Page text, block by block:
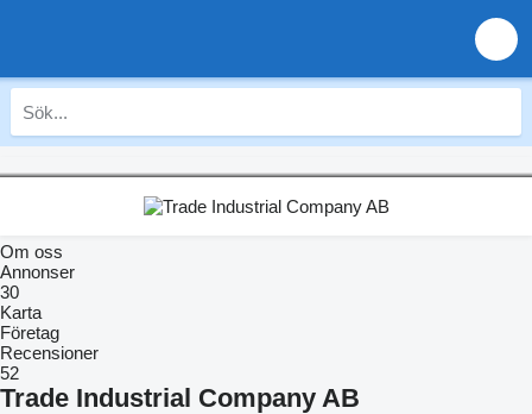
Om oss
Annonser
30
Karta
Företag
Recensioner
52
Trade Industrial Company AB